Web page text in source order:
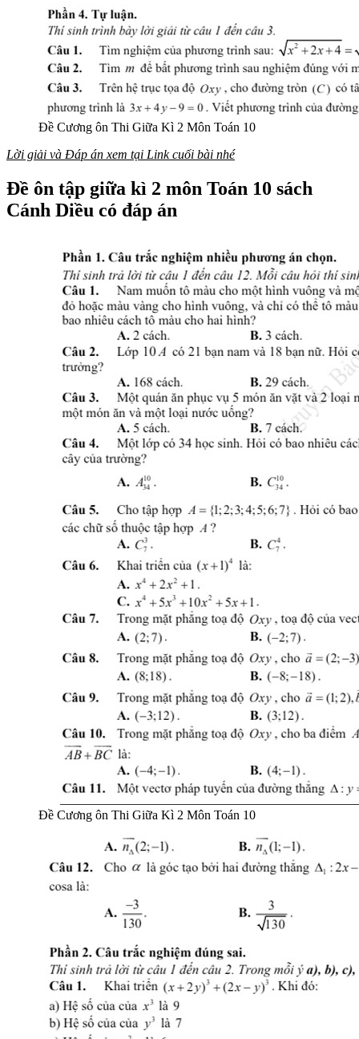
Đề Cương ôn Thi Giữa Kì 2 Môn Toán 10
Lời giải và Đáp án xem tại Link cuối bài nhé
Đề ôn tập giữa kì 2 môn Toán 10 sách
Cánh Diều có đáp án
Đề Cương ôn Thi Giữa Kì 2 Môn Toán 10